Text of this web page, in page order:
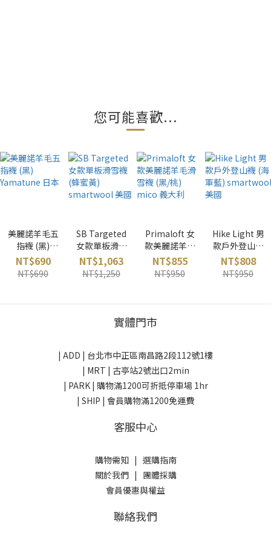
您可能喜歡...
美麗諾羊毛五
指襪 (黑)
Yamatune 日
本
NT$690
NT$690
SB Targeted
女款單板滑雪
襪 (蜂蜜黃)
smartwool
美國
NT$1,063
NT$1,250
Primaloft 女
款美麗諾羊毛
滑雪襪 (黑/桃)
mico 義大利
NT$855
NT$950
Hike Light 男
款戶外登山襪
(海軍藍)
smartwool
美國
NT$808
NT$950
實體門市
| ADD | 台北市中正區南昌路2段112號1樓
| MRT | 古亭站2號出口2min
| PARK | 購物滿1200可折抵停車場 1hr
| SHIP | 會員購物滿1200免運費
客服中心
購物需知| 選購指南
關於我們| 團體採購
會員優惠與權益
聯絡我們